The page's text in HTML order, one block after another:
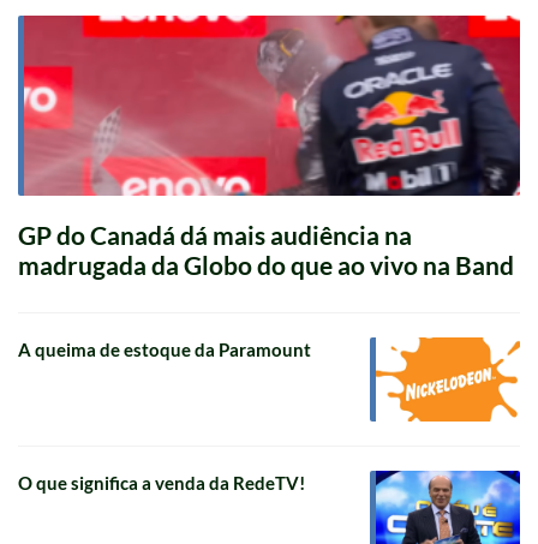
GP do Canadá dá mais audiência na
madrugada da Globo do que ao vivo na Band
A queima de estoque da Paramount
O que significa a venda da RedeTV!